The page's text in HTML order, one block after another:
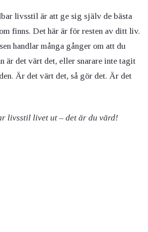
livsstil är att ge sig själv de bästa
finns. Det här är för resten av ditt liv.
handlar många gånger om att du
är det värt det, eller snarare inte tagit
Är det värt det, så gör det. Är det
livsstil livet ut – det är du värd!